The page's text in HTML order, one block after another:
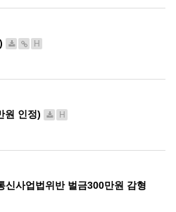
H
원 인정)
H
신사업법위반 벌금300만원 감형